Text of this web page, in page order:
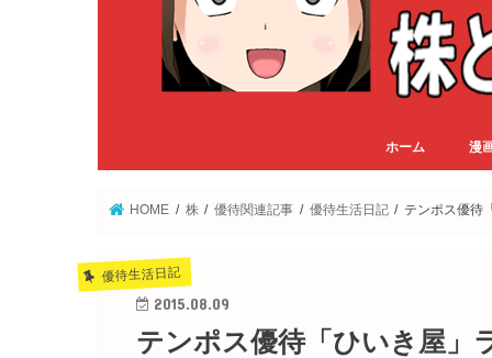
ホーム 漫
HOME 株 優待関連記事 優待生活日記 テンポス優待
優待生活日記
2015.08.09
テンポス優待「ひいき屋」